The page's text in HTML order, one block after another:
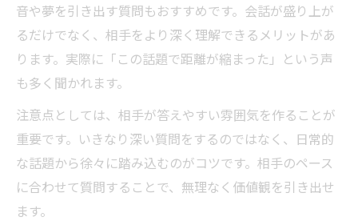
音や夢を引き出す質問もおすすめです。会話が盛り上が
るだけでなく、相手をより深く理解できるメリットがあ
ります。実際に「この話題で距離が縮まった」という声
も多く聞かれます。
注意点としては、相手が答えやすい雰囲気を作ることが
重要です。いきなり深い質問をするのではなく、日常的
な話題から徐々に踏み込むのがコツです。相手のペース
に合わせて質問することで、無理なく価値観を引き出せ
ます。